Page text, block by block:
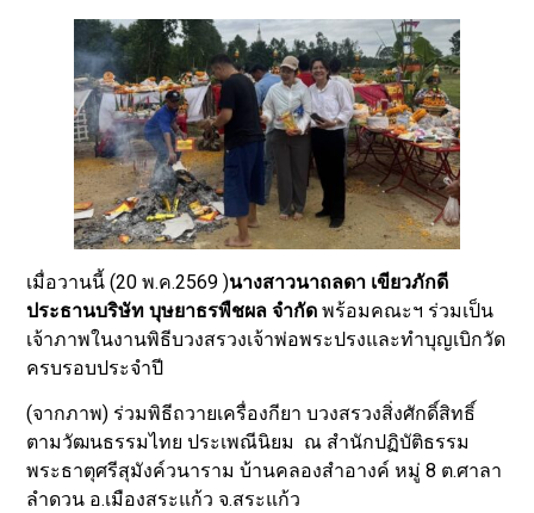
เมื่อวานนี้ (20 พ.ค.2569 )นางสาวนาถลดา เขียวภักดี
ประธานบริษัท บุษยาธรพืชผล จำกัด พร้อมคณะฯ ร่วมเป็น
เจ้าภาพในงานพิธีบวงสรวงเจ้าพ่อพระปรงและทำบุญเบิกวัด
ครบรอบประจำปี
(จากภาพ) ร่วมพิธีถวายเครื่องกียา บวงสรวงสิ่งศักดิ์สิทธิ์
ตามวัฒนธรรมไทย ประเพณีนิยม ณ สำนักปฏิบัติธรรม
พระธาตุศรีสุมังค์วนาราม บ้านคลองสำอางค์ หมู่ 8 ต.ศาลา
ลำดวน อ.เมืองสระแก้ว จ.สระแก้ว